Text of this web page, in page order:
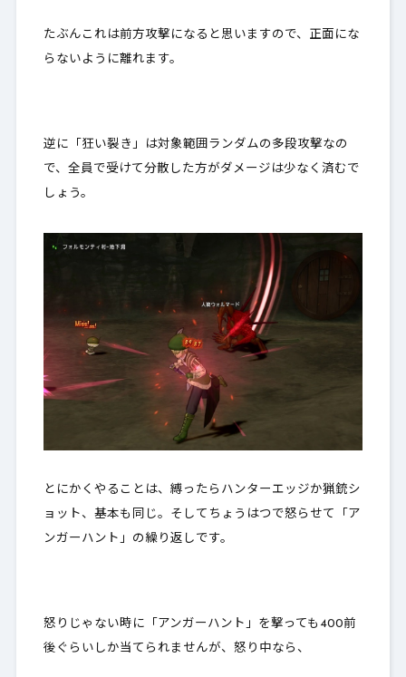
たぶんこれは前方攻撃になると思いますので、正面にな
らないように離れます。
逆に「狂い裂き」は対象範囲ランダムの多段攻撃なの
で、全員で受けて分散した方がダメージは少なく済むで
しょう。
とにかくやることは、 縛ったらハンターエッジか猟銃シ
ョット、基本も同じ。そしてちょうはつで怒らせて「ア
ンガーハント」の繰り返し です。
怒りじゃない時に「アンガーハント」を撃っても400前
後ぐらいしか当てられませんが、怒り中なら、